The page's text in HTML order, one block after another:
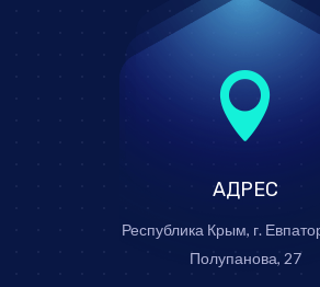

АДРЕС
Республика Крым, г.
Полупанова, 27